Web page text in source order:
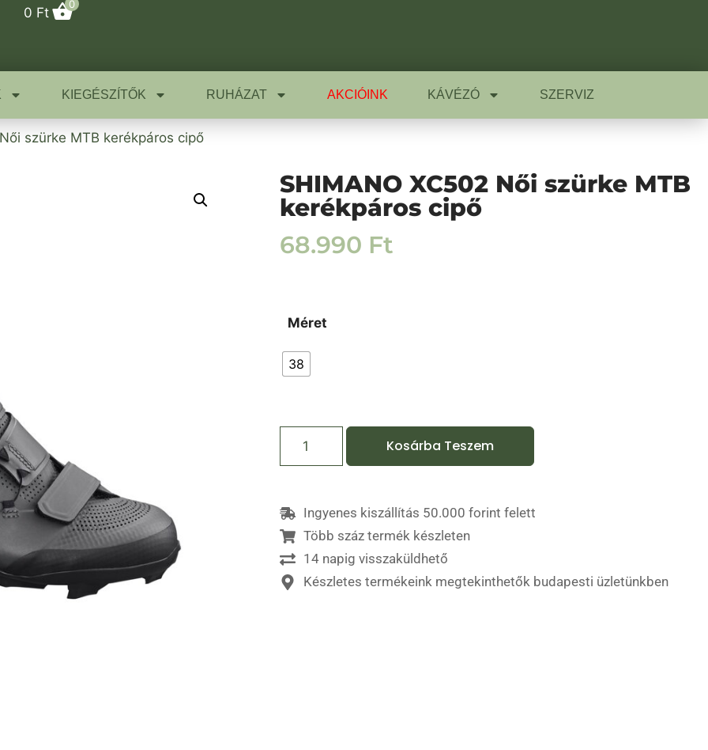
0 Ft
0
KIEGÉSZÍTŐK RUHÁZAT AKCIÓINK KÁVÉZÓ SZERVIZ
szürke MTB kerékpáros cipő
SHIMANO XC502 Női szürke MTB
kerékpáros cipő
68.990 Ft
Méret
38
Kosárba Teszem
Ingyenes kiszállítás 50.000 forint felett
Több száz termék készleten
14 napig visszaküldhető
Készletes termékeink megtekinthetők budapesti üzletünkben